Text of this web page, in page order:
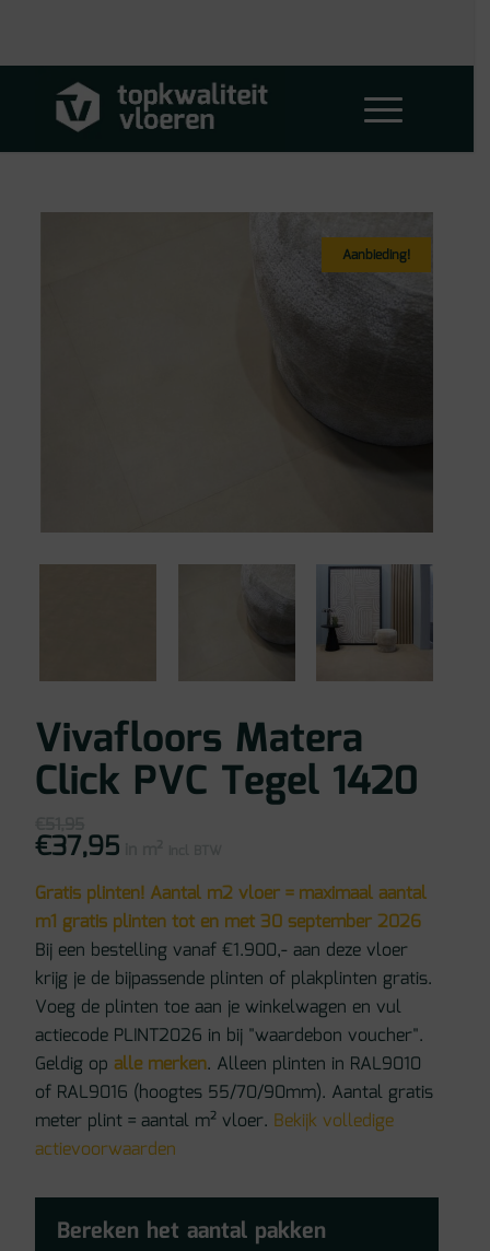
Aanbieding!
Vivafloors Matera
Click PVC Tegel 1420
Oorspronkelijke
prijs
was:
€37,95Huidige
prijs
Gratis plinten! Aantal m2 vloer = maximaal aantal
m1 gratis plinten tot en met 30 september 2026
Bij een bestelling vanaf €1.900,- aan deze vloer
krijg je de bijpassende plinten of plakplinten gratis.
Voeg de plinten toe aan je winkelwagen en vul
actiecode PLINT2026 in bij "waardebon voucher".
Geldig opalle merken. Alleen plinten in RAL9010
of RAL9016 (hoogtes 55/70/90mm). Aantal gratis
meter plint = aantal m² vloer. Bekijk volledige
actievoorwaarden
Bereken het aantal pakken